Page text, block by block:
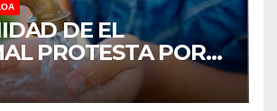
DE EL
PROTESTA POR
AGUA POTABLE EN